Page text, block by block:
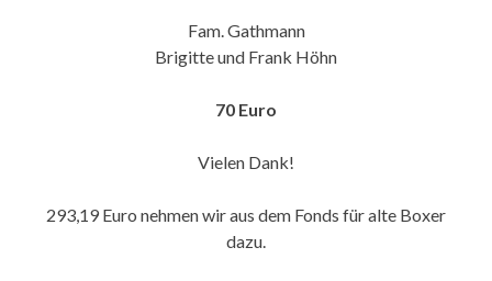
Fam. Gathmann
Brigitte und Frank Höhn
70 Euro
Vielen Dank!
293,19 Euro nehmen wir aus dem Fonds für alte Boxer
dazu.